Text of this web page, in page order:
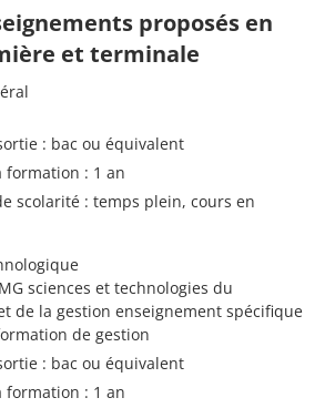
proposés en
et terminale
: bac ou équivalent
formation : 1 an
scolarité : temps plein, cours en
sciences et technologies du
de la gestion enseignement spécifique
de gestion
: bac ou équivalent
formation : 1 an